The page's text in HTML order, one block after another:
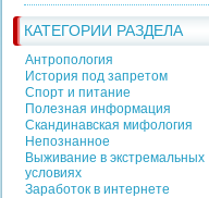
КАТЕГОРИИ РАЗДЕЛА
Антропология
История под запретом
Спорт и питание
Полезная информация
Скандинавская мифология
Непознанное
Выживание в экстремальных
условиях
Заработок в интернете